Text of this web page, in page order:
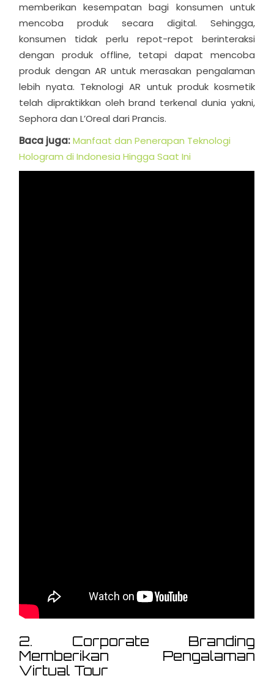
memberikan kesempatan bagi konsumen untuk
mencoba produk secara digital. Sehingga,
konsumen tidak perlu repot-repot berinteraksi
dengan produk offline, tetapi dapat mencoba
produk dengan AR untuk merasakan pengalaman
lebih nyata. Teknologi AR untuk produk kosmetik
telah dipraktikkan oleh brand terkenal dunia yakni,
Sephora dan L’Oreal dari Prancis.
Baca juga: Manfaat dan Penerapan Teknologi
Hologram di Indonesia Hingga Saat Ini
2. Corporate Branding
Memberikan Pengalaman
Virtual Tour